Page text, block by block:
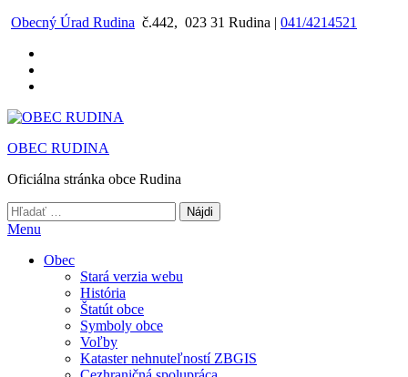
Preskočiť
obsah
Obecný Úrad Rudina č.442, 023 31 Rudina | 041/4214521
OBEC RUDINA
Oficiálna stránka obce Rudina
Hľadať:
Menu
Obec
Stará verzia webu
História
Štatút obce
Symboly obce
Voľby
Kataster nehnuteľností ZBGIS